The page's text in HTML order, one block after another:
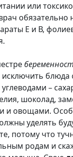
или
обязательно
Е и В,
блюда
–
шоколад,
и овощами.
уделять
потому что
родам и